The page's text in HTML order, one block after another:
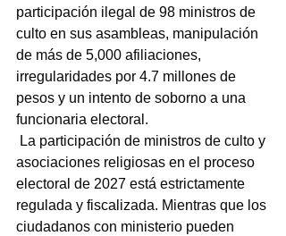
participación ilegal de 98 ministros de
culto en sus asambleas, manipulación
de más de 5,000 afiliaciones,
irregularidades por 4.7 millones de
pesos y un intento de soborno a una
funcionaria electoral.
La participación de ministros de culto y
asociaciones religiosas en el proceso
electoral de 2027 está estrictamente
regulada y fiscalizada. Mientras que los
ciudadanos con ministerio pueden